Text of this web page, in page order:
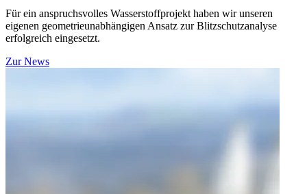
Für ein anspruchsvolles Wasserstoffprojekt haben wir unseren
eigenen geometrieunabhängigen Ansatz zur Blitzschutzanalyse
erfolgreich eingesetzt.
Zur News